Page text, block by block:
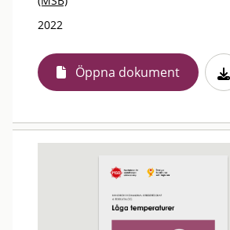
2022
Öppna dokument